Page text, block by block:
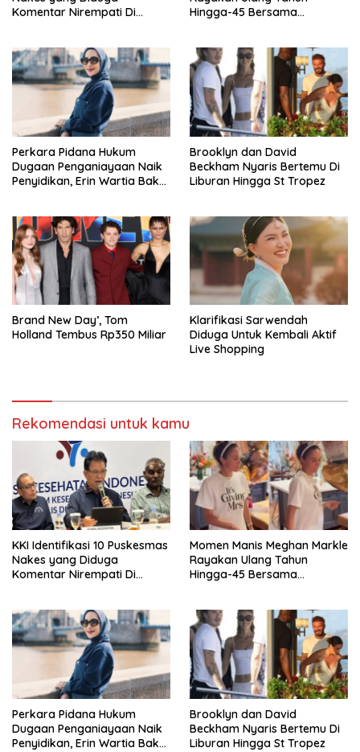
Komentar Nirempati Di
Hingga-45 Bersama
Perkara Pidana Hukum
Dugaan Penganiayaan Naik
Penyidikan, Erin Wartia Bakal
Brooklyn dan David
Beckham Nyaris Bertemu Di
Liburan Hingga St Tropez
Brand New Day’, Tom
Holland Tembus Rp350 Miliar
Klarifikasi Sarwendah
Diduga Untuk Kembali Aktif
Live Shopping
Rekomendasi untuk kamu
KKI Identifikasi 10 Puskesmas
Nakes yang Diduga
Komentar Nirempati Di
Momen Manis Meghan Markle
Rayakan Ulang Tahun
Hingga-45 Bersama
Perkara Pidana Hukum
Dugaan Penganiayaan Naik
Penyidikan, Erin Wartia Bakal
Brooklyn dan David
Beckham Nyaris Bertemu Di
Liburan Hingga St Tropez